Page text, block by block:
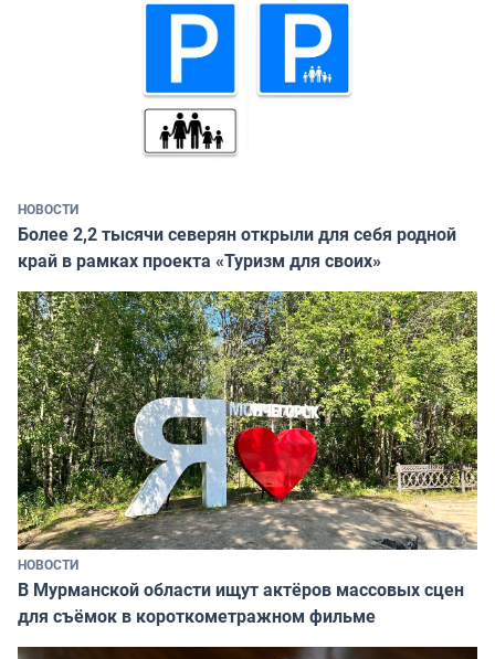
НОВОСТИ
Более 2,2 тысячи северян открыли для себя родной
край в рамках проекта «Туризм для своих»
НОВОСТИ
В Мурманской области ищут актёров массовых сцен
для съёмок в короткометражном фильме